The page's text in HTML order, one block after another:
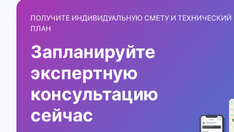
ПОЛУЧИТЕ ИНДИВИДУАЛЬНУЮ СМЕТУ И ТЕХНИЧЕСКИЙ
ПЛАН
Запланируйте
экспертную
консультацию
сейчас